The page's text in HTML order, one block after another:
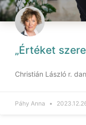
„Értéket
Christián László r.
Páhy Anna